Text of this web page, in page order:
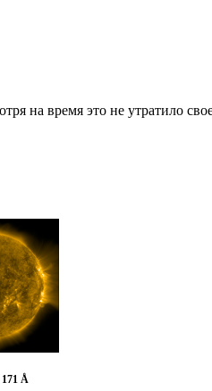
на время это не утратило
Å